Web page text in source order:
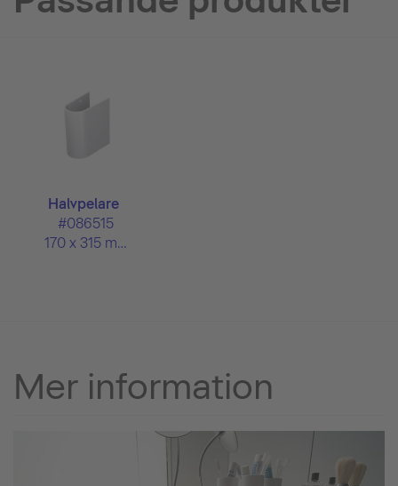
Halvpelare
#086515
170 x 315 mm
Mer information